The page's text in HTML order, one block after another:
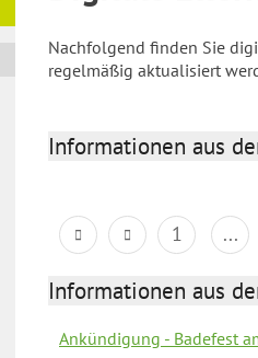
Nachfolgend finden Sie
regelmäßig aktualisiert
Informationen aus
1 ...
Informationen aus
Ankündigung - Badefest